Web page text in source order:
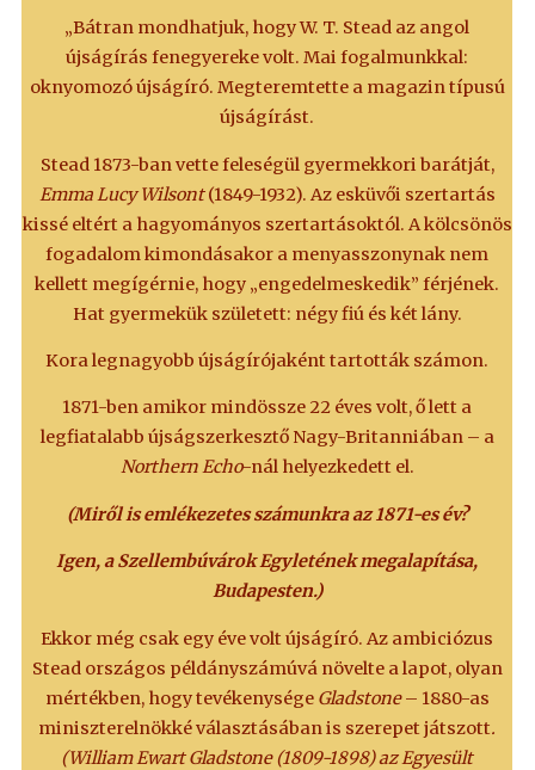
„Bátran mondhatjuk, hogy W. T. Stead az angol
újságírás fenegyereke volt. Mai fogalmunkkal:
oknyomozó újságíró. Megteremtette a magazin típusú
újságírást.
Stead 1873-ban vette feleségül gyermekkori barátját,
Emma Lucy Wilsont(1849-1932). Az esküvői szertartás
kissé eltért a hagyományos szertartásoktól. A kölcsönös
fogadalom kimondásakor a menyasszonynak nem
kellett megígérnie, hogy „engedelmeskedik” férjének.
Hat gyermekük született: négy fiú és két lány.
Kora legnagyobb újságírójaként tartották számon.
1871-ben amikor mindössze 22 éves volt, ő lett a
legfiatalabb újságszerkesztő Nagy-Britanniában – a
Northern Echo-nál helyezkedett el.
(Miről is emlékezetes számunkra az 1871-es év?
Igen, a Szellembúvárok Egyletének megalapítása,
Budapesten.)
Ekkor még csak egy éve volt újságíró. Az ambiciózus
Stead országos példányszámúvá növelte a lapot, olyan
mértékben, hogy tevékenysége Gladstone– 1880-as
miniszterelnökké választásában is szerepet játszott.
(William Ewart Gladstone (1809-1898) az Egyesült